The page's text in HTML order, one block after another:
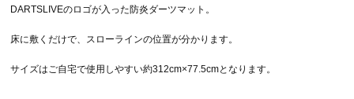
DARTSLIVEのロゴが入った防炎ダーツマット。
床に敷くだけで、スローラインの位置が分かります。
サイズはご自宅で使用しやすい約312cm×77.5cmとなります。